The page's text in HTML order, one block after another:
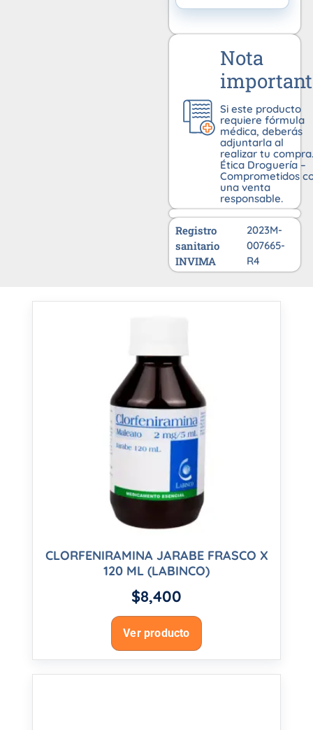
Nota
Si este producto
requiere fórmula
médica, deberás
adjuntarla al
realizar tu compra.
Ética Droguería –
Comprometidos
una venta
responsable.
Registro
sanitario
INVIMA
2023M-
007665-
R4
CLORFENIRAMINA JARABE FRASCO X
120 ML (LABINCO)
$8,400
Ver producto